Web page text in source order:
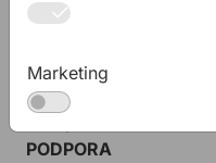
Konštrukčné
Tmely a lepidla
PODPORA
Marketing